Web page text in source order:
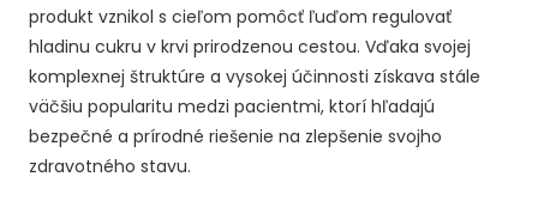
produkt vznikol s cieľom pomôcť ľuďom regulovať
hladinu cukru v krvi prirodzenou cestou. Vďaka svojej
komplexnej štruktúre a vysokej účinnosti získava stále
väčšiu popularitu medzi pacientmi, ktorí hľadajú
bezpečné a prírodné riešenie na zlepšenie svojho
zdravotného stavu.